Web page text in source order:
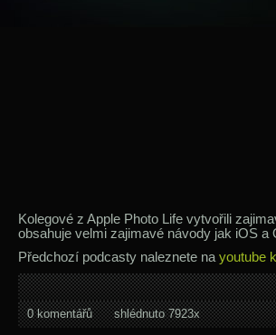
Kolegové z Apple Photo Life vytvořili
obsahuje velmi zajimavé návody jak iOS a
Předchozí podcasty naleznete na youtube
0 komentářů shlédnuto 7923x